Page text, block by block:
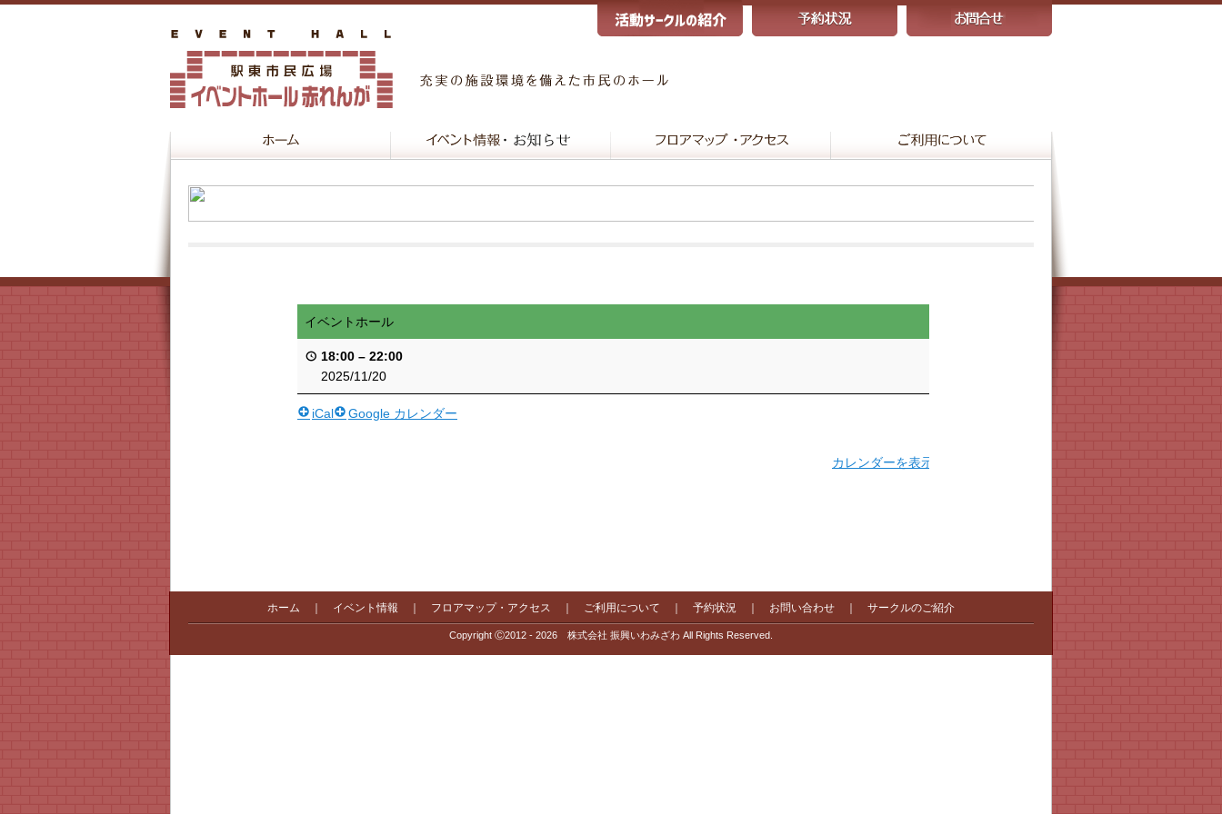
イベントホール
18:00 – 22:00
2025/11/20
iCal Google カレンダー
カレンダーを表示
ホーム イベント情報 フロアマップ・アクセス ご利用について 予約状況 お問い合わせ サークルのご紹介
Copyright Ⓒ2012 - 2026 株式会社 振興いわみざわ All Rights Reserved.